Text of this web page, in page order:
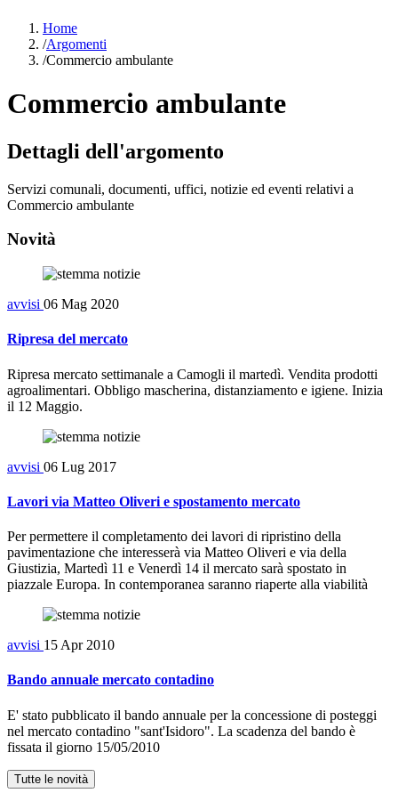
Home
/Argomenti
/Commercio ambulante
Commercio ambulante
Dettagli dell'argomento
Servizi comunali, documenti, uffici, notizie ed eventi relativi a
Commercio ambulante
Novità
avvisi 06 Mag 2020
Ripresa del mercato
Ripresa mercato settimanale a Camogli il martedì. Vendita prodotti
agroalimentari. Obbligo mascherina, distanziamento e igiene. Inizia
il 12 Maggio.
avvisi 06 Lug 2017
Lavori via Matteo Oliveri e spostamento mercato
Per permettere il completamento dei lavori di ripristino della
pavimentazione che interesserà via Matteo Oliveri e via della
Giustizia, Martedì 11 e Venerdì 14 il mercato sarà spostato in
piazzale Europa. In contemporanea saranno riaperte alla viabilità
avvisi 15 Apr 2010
Bando annuale mercato contadino
E' stato pubblicato il bando annuale per la concessione di posteggi
nel mercato contadino "sant'Isidoro". La scadenza del bando è
fissata il giorno 15/05/2010
Tutte le novità